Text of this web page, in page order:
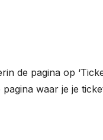
de pagina op
waar je je